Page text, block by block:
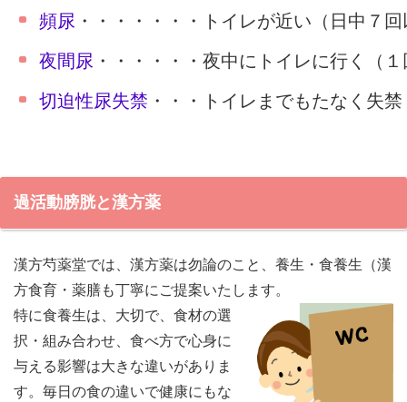
頻尿 ・・・・・・・トイレが近い（日中７
夜間尿 ・・・・・・夜中にトイレに行く（
切迫性尿失禁 ・・・トイレまでもたなく失
過活動膀胱と漢方薬
漢方芍薬堂では、漢方薬は勿論のこと、養生・食養生（漢
方食育・薬膳も丁寧にご提案いたします。
特に食養生は、大切で、食材の選
択・組み合わせ、食べ方で心身に
与える影響は大きな違いがありま
す。毎日の食の違いで健康にもな